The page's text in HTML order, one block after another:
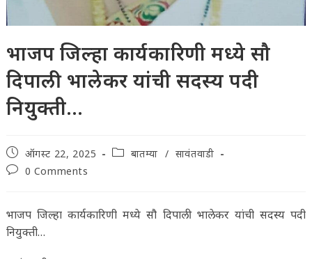
भाजप जिल्हा कार्यकारिणी मध्ये सौ
दिपाली भालेकर यांची सदस्य पदी
नियुक्ती…
Post
published:
ऑगस्ट 22, 2025
Postबातम्या / सावंतवाडी
Post0 Comments
भाजप जिल्हा कार्यकारिणी मध्ये सौ दिपाली भालेकर यांची सदस्य पदी
नियुक्ती…